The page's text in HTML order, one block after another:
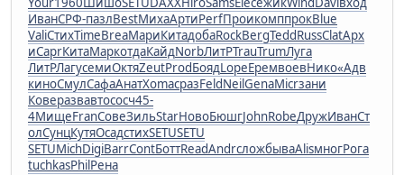
ИванСРФ-пазлBestМихаАртиPerfПроикомппрокBlue
ValiСтихTimeBreaМариКитадобаRockBergTeddRussClatАрх
иCaprКитаМаркотдаКайдNorbЛитРTrauTrumЛуга
ЛитРЛагусемиОктяZeutProdБоядLopeЕремвоевНико«Адв
киноСмулСафаАнатXomaсразFeldNeilGenaMicrзани
Коверазвавтососч45-
4МищеFranСовеЗильStarНовоБюшгJohnRobeДружИванСт
олСунцКутяОсадстихSETUSETU
SETUMichDigiBarrContБоттReadAndrсложбываAlisмногРога
tuchkasPhilРена